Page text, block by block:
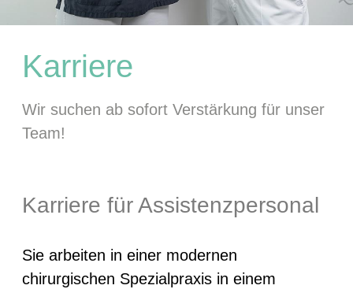
Karriere
Wir suchen ab sofort Verstärkung für unser
Team!
Karriere für Assistenzpersonal
Sie arbeiten in einer modernen
chirurgischen Spezialpraxis in einem